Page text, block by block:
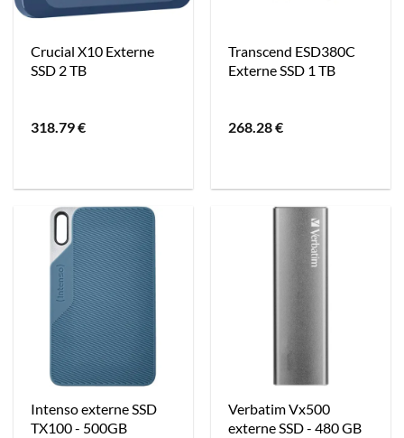
Crucial X10 Externe
SSD 2 TB
318.79€
Transcend ESD380C
Externe SSD 1 TB
268.28€
Intenso externe SSD
TX100 - 500GB
Verbatim Vx500
externe SSD - 480 GB